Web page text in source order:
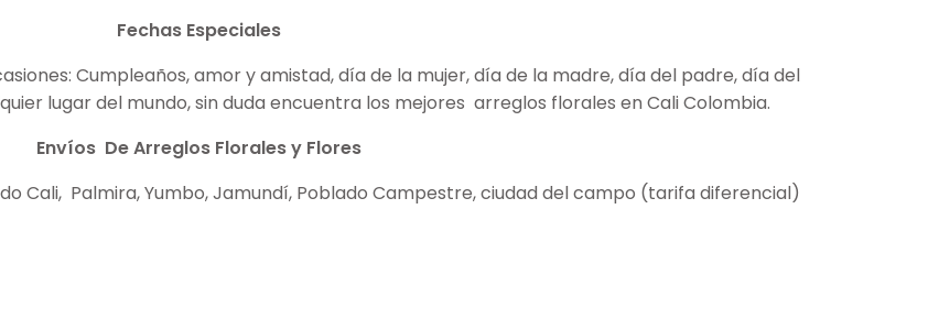
Fechas Especiales
Cumpleaños, amor y amistad, día de la mujer, día de la madre, día del padre, día del
lugar del mundo, sin duda encuentra los mejores arreglos florales en Cali Colombia.
Envíos De Arreglos Florales y Flores
Cali, Palmira, Yumbo, Jamundí, Poblado Campestre, ciudad del campo (tarifa diferencial)